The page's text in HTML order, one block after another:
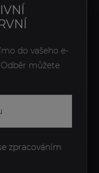
do vašeho e-
můžete
zpracováním